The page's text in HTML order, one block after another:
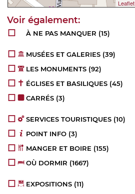
Leaflet
À NE PAS MANQUER (15)
MUSÉES ET GALERIES (39)
LES MONUMENTS (92)
ÉGLISES ET BASILIQUES (45)
CARRÉS (3)
SERVICES TOURISTIQUES (10)
POINT INFO (3)
MANGER ET BOIRE (155)
OÙ DORMIR (1667)
EXPOSITIONS (11)